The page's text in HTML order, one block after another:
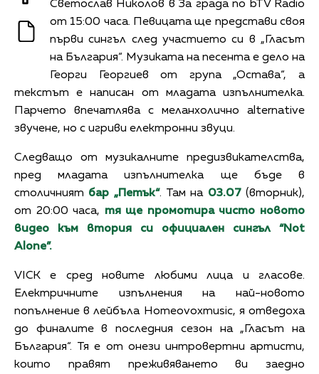
Светослав Николов в За града по bTV Radio
от 15:00 часа. Певицата ще представи своя
първи сингъл след участието си в „Гласът
на България“. Музиката на песента е дело на
Георги Георгиев от група „Остава“, а
текстът е написан от младата изпълнителка.
Парчето впечатлява с меланхолично alternative
звучене, но с игриви електронни звуци.
Следващо от музикалните предизвикателства,
пред младата изпълнителка ще бъде в
столичният бар „Петък“. Там на 03.07(вторник),
от 20:00 часа, тя ще промотира чисто новото
видео към втория си официален сингъл “Not
Alone”.
VICK е сред новите любими лица и гласове.
Електричните изпълнения на най-новото
попълнение в лейбъла Homeovoxmusic, я отведоха
до финалите в последния сезон на „Гласът на
България“. Тя е от онези интровертни артисти,
които правят преживяването ви заедно